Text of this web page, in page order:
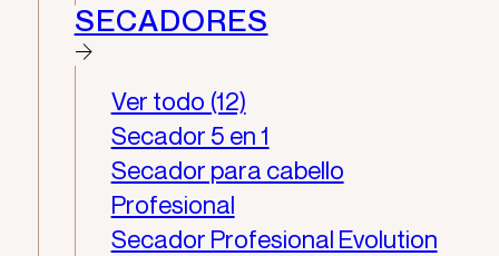
SECADORES
Ver todo (12)
Secador 5 en 1
Secador para cabello
Profesional
Secador Profesional Evolution